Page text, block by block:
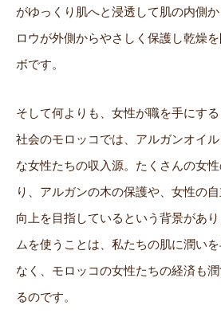
がゆっくり肌へと浸透して肌の内側
ロウが外側からやさしく保護し乾燥
ボです。
そして何よりも、女性が職を手にす
社会のモロッコでは、アルガンオイ
な女性たちの収入源。たくさんの女
り、アルガンの木の保護や、女性の
向上を目指しているという背景があ
ムを使うことは、私たちの肌に潤い
なく、モロッコの女性たちの経済も
るのです。